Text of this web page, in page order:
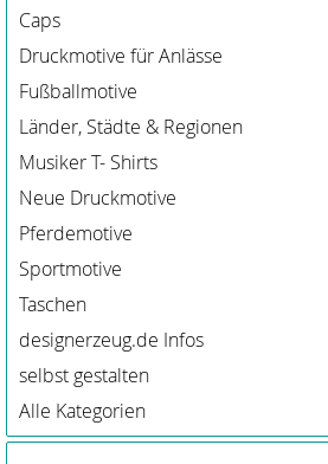
lassen könnt, wie es euch gefällt.
Caps
Druckmotive für Anlässe
Fußballmotive
Länder, Städte & Regionen
Musiker T- Shirts
Neue Druckmotive
Pferdemotive
Sportmotive
Taschen
designerzeug.de Infos
selbst gestalten
Alle Kategorien